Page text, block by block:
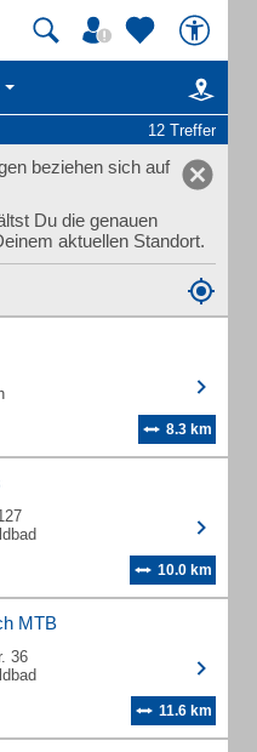
12 Treffer
beziehen sich auf
Du die genauen
aktuellen Standort.
8.3 km
10.0 km
MTB
36
11.6 km